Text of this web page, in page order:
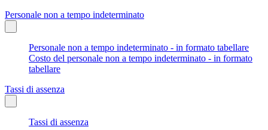
Personale non a tempo indeterminato
Personale non a tempo indeterminato - in formato tabellare
Costo del personale non a tempo indeterminato - in formato
tabellare
Tassi di assenza
Tassi di assenza